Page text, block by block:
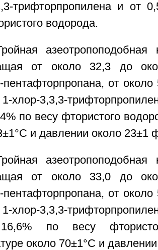
трифторпропилена и от
водорода.
от около 32,3 до
пентафторпропана, от
хлор-3,3,3-
по весу фтористого
и давлении около 23±1
от около 33,0 до
пентафторпропана, от
хлор-3,3,3-
по весу
около 70±1°С и